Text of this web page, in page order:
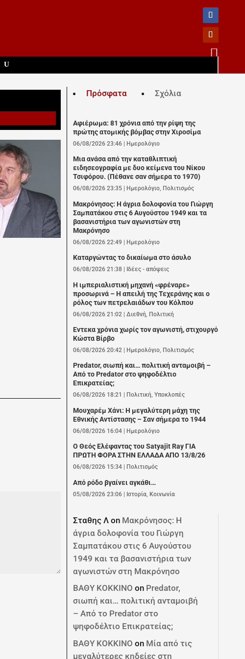

Πρόσφατα Σχόλια
Αφιέρωμα: 81 χρόνια από την ρίψη της
πρώτης ατομικής βόμβας στην Χιροσίμα
06/08/2026 23:46 | Ημερολόγιο
Μια ανάσα από την καταθλιπτική
ειδησεογραφία με δυο κείμενα του Νίκου
Τσιφόρου. (Πέθανε σαν σήμερα το 1970)
06/08/2026 23:35 Ημερολόγιο, Πολιτισμός
Μακρόνησος: Η άγρια δολοφονία του Γιώργη
Σαμπατάκου στις 6 Αυγούστου 1949 και τα
βασανιστήρια των αγωνιστών στη
Μακρόνησο
06/08/2026 22:49 | Ημερολόγιο
Καταργώντας το δικαίωμα στο άσυλο
06/08/2026 21:38 Ιδέες - απόψεις
Η ιμπεριαλιστική μηχανή «φρέναρε»
προσωρινά – Η απειλή της Τεχεράνης και ο
ρόλος των πετρελαιάδων του Κόλπου
06/08/2026 21:02 |Διεθνή Πολιτική
Εντεκα χρόνια χωρίς τον αγωνιστή, στιχουργό
Κώστα Βίρβο
06/08/2026 20:42 Ημερολόγιο, Πολιτισμός
Predator, σιωπή και… πολιτική ανταμοιβή –
Από το Predator στο ψηφοδέλτιο
Επικρατείας;
06/08/2026 18:21 Πολιτική,Υποκλοπές
Μουχαρέμ Χάνι: Η μεγαλύτερη μάχη της
Εθνικής Αντίστασης – Σαν σήμερα το 1944
06/08/2026 16:04 | Ημερολόγιο
Ο Θεός Ελέφαντας του Satyajit Ray ΓΙΑ
ΠΡΩΤΗ ΦΟΡΑ ΣΤΗΝ ΕΛΛΑΔΑ ΑΠΟ 13/8/26
06/08/2026 15:34 Πολιτισμός
Από ρόδο βγαίνει αγκάθι…
05/08/2026 23:06 | Ιστορία Κοινωνία
Σταθης Λ on Μακρόνησος: Η
άγρια δολοφονία του Γιώργη
Σαμπατάκου στις 6 Αυγούστου
1949 και τα βασανιστήρια των
αγωνιστών στη Μακρόνησο
ΒΑΘΥ ΚΟΚΚΙΝΟ on Predator,
σιωπή και… πολιτική ανταμοιβή
– Από το Predator στο
ψηφοδέλτιο Επικρατείας;
ΒΑΘΥ ΚΟΚΚΙΝΟ on Μία από τις
μεγαλύτερες κηδείες στη